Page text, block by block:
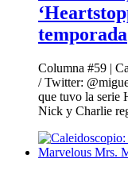
temporada
Columna #59 |
/ Twitter:
que tuvo la serie
Nick y Charlie